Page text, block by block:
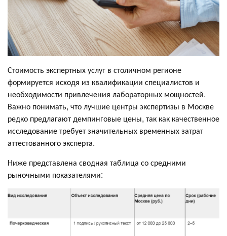
Стоимость экспертных услуг в столичном регионе
формируется исходя из квалификации специалистов и
необходимости привлечения лабораторных мощностей.
Важно понимать, что лучшие центры экспертизы в Москве
редко предлагают демпинговые цены, так как качественное
исследование требует значительных временных затрат
аттестованного эксперта.
Ниже представлена сводная таблица со средними
рыночными показателями: